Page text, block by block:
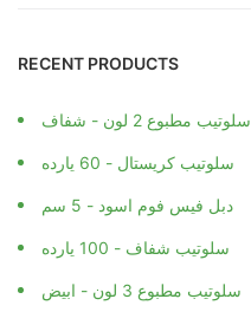
RECENT PRODUCTS
سلوتيب مطبوع 2 لون - شفاف
سلوتيب كريستال - 60 يارده
دبل فيس فوم اسود - 5 سم
سلوتيب شفاف - 100 يارده
سلوتيب مطبوع 3 لون - ابيض